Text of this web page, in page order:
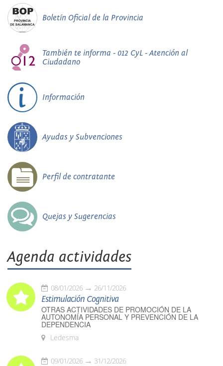
Boletín Oficial de la Provincia
También te informa - 012 CyL - Atención al
Ciudadano
Información
Ayudas y Subvenciones
Perfil de contratante
Quejas y Sugerencias
Agenda actividades
08/01/2026 26/11/2026
Estimulación Cognitiva
OTRAS ACTIVIDADES DE PROMOCIÓN DE LA
AUTONOMÍA PERSONAL Y PREVENCIÓN DE LA
DEPENDENCIA
Ledesma
09/01/2026 31/12/2026